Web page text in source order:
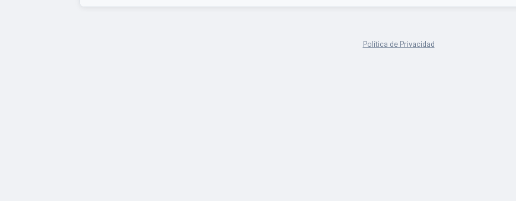
Política de Privacidad